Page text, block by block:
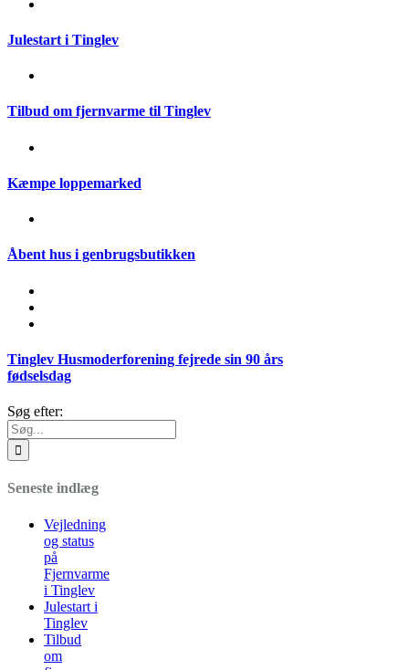
Julestart i Tinglev
Tilbud om fjernvarme til Tinglev
Kæmpe loppemarked
Åbent hus i genbrugsbutikken
Tinglev Husmoderforening fejrede sin 90 års
fødselsdag
Søg efter:
Seneste indlæg
Vejledning
og status
på
Fjernvarme
i Tinglev
Julestart i
Tinglev
Tilbud
om